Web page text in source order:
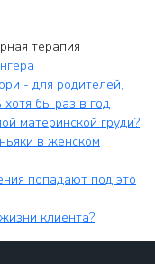
терапия
- для родителей,
бы раз в год
материнской груди?
в женском
попадают под это
клиента?